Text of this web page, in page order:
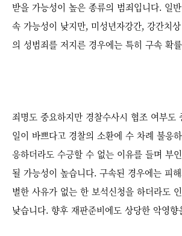
받을 가능성이 높은 종류의 범죄입니다. 일
속 가능성이 낮지만, 미성년자강간, 강간치
의 성범죄를 저지른 경우에는 특히 구속 확
죄명도 중요하지만 경찰수사시 협조 여부도
일이 바쁘다고 경찰의 소환에 수 차례 불응
응하더라도 수긍할 수 없는 이유를 들며 부
될 가능성이 높습니다. 구속된 경우에는 피
별한 사유가 없는 한 보석신청을 하더라도
낮습니다. 향후 재판준비에도 상당한 악영향